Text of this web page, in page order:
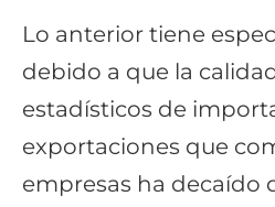
Lo anterior tiene
debido a que la
estadísticos de
exportaciones que
empresas ha decaído